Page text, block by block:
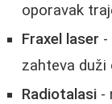
oporavak
Fraxel laser -
zahteva duži
Radiotalasi -